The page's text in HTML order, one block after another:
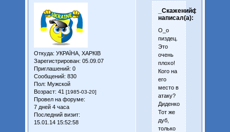
Откуда: УКРАЇНА, ХАРКІВ
Зарегистрирован: 05.09.07
Приглашений: 0
Сообщений: 830
Пол: Мужской
Возраст: 41 [1985-03-20]
Провел на форуме:
7 дней 4 часа
Последний визит:
15.01.14 15:52:58
_СкаженийфаН_
написал(а):
О_о
пиздец.
Это
очень
плохо!
Кого на
его
место в
атаку?
Диденко?
Тот же
дуб,
только